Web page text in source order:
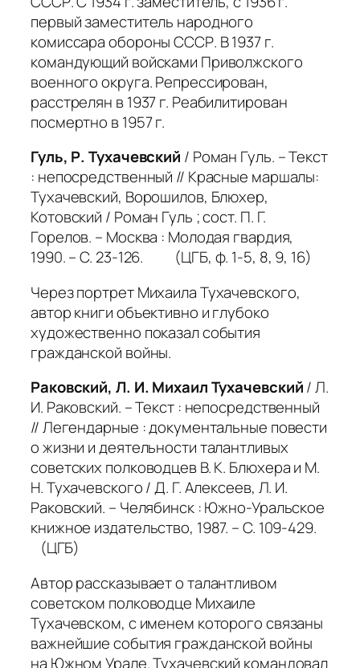
первый заместитель народного
комиссара обороны СССР. В 1937 г.
командующий войсками Приволжского
военного округа. Репрессирован,
расстрелян в 1937 г. Реабилитирован
посмертно в 1957 г.
Гуль, Р. Тухачевский / Роман Гуль. – Текст
: непосредственный // Красные маршалы:
Тухачевский, Ворошилов, Блюхер,
Котовский / Роман Гуль ; сост. П. Г.
Горелов. – Москва : Молодая гвардия,
1990. – С. 23-126. (ЦГБ, ф. 1-5, 8, 9, 16)
Через портрет Михаила Тухачевского,
автор книги объективно и глубоко
художественно показал события
гражданской войны.
Раковский, Л. И. Михаил Тухачевский/ Л.
И. Раковский. – Текст : непосредственный
// Легендарные : документальные повести
о жизни и деятельности талантливых
советских полководцев В. К. Блюхера и М.
Н. Тухачевского / Д. Г. Алексеев, Л. И.
Раковский. – Челябинск : Южно-Уральское
книжное издательство, 1987. – С. 109-429.
(ЦГБ)
Автор рассказывает о талантливом
советском полководце Михаиле
Тухачевском, с именем которого связаны
важнейшие события гражданской войны
на Южном Урале. Тухачевский командовал